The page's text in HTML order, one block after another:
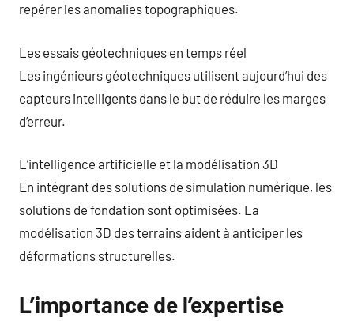
repérer les anomalies topographiques.
Les essais géotechniques en temps réel
Les ingénieurs géotechniques utilisent aujourd’hui des
capteurs intelligents dans le but de réduire les marges
d’erreur.
L’intelligence artificielle et la modélisation 3D
En intégrant des solutions de simulation numérique, les
solutions de fondation sont optimisées. La
modélisation 3D des terrains aident à anticiper les
déformations structurelles.
L’importance de l’expertise